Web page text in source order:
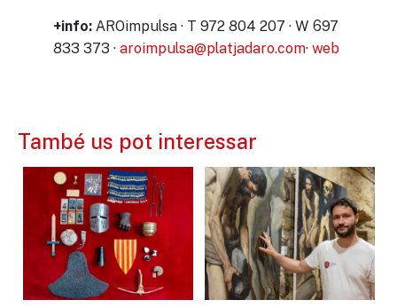
+info: AROimpulsa · T 972 804 207 · W 697
833 373 · aroimpulsa@platjadaro.com· web
També us pot interessar